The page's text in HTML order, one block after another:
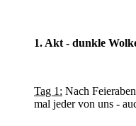
1. Akt - dunkle
Tag 1: Nach
mal jeder von uns -